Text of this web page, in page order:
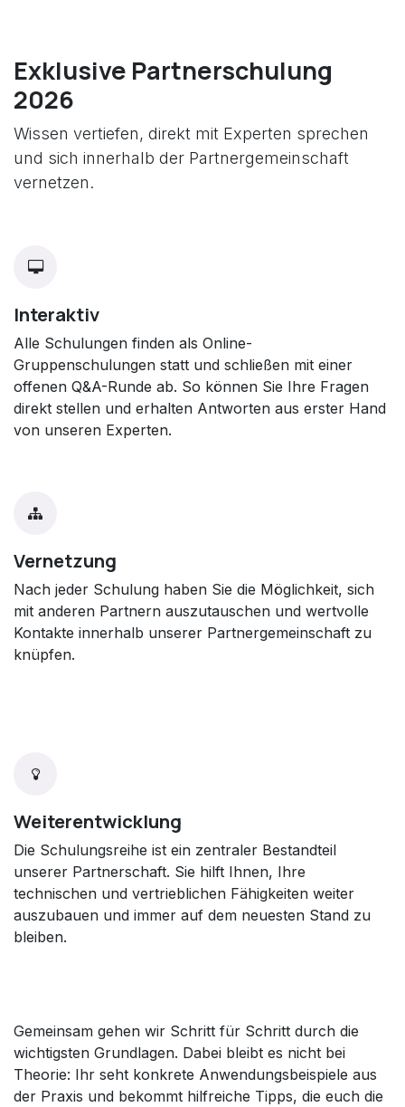
Exklusive Partnerschulung
2026
Wissen vertiefen, direkt mit Experten sprechen
und sich innerhalb der Partnergemeinschaft
vernetzen.
Interaktiv
Alle Schulungen finden als Online-
Gruppenschulungen statt und schließen mit einer
offenen Q&A-Runde ab. So können Sie Ihre Fragen
direkt stellen und erhalten Antworten aus erster Hand
von unseren Experten.
Vernetzung
Nach jeder Schulung haben Sie die Möglichkeit, sich
mit anderen Partnern auszutauschen und wertvolle
Kontakte innerhalb unserer Partnergemeinschaft zu
knüpfen.
Weiterentwicklung
Die Schulungsreihe ist ein zentraler Bestandteil
unserer Partnerschaft. Sie hilft Ihnen, Ihre
technischen und vertrieblichen Fähigkeiten weiter
auszubauen und immer auf dem neuesten Stand zu
bleiben.
Gemeinsam gehen wir Schritt für Schritt durch die
wichtigsten Grundlagen. Dabei bleibt es nicht bei
Theorie: Ihr seht konkrete Anwendungsbeispiele aus
der Praxis und bekommt hilfreiche Tipps, die euch die